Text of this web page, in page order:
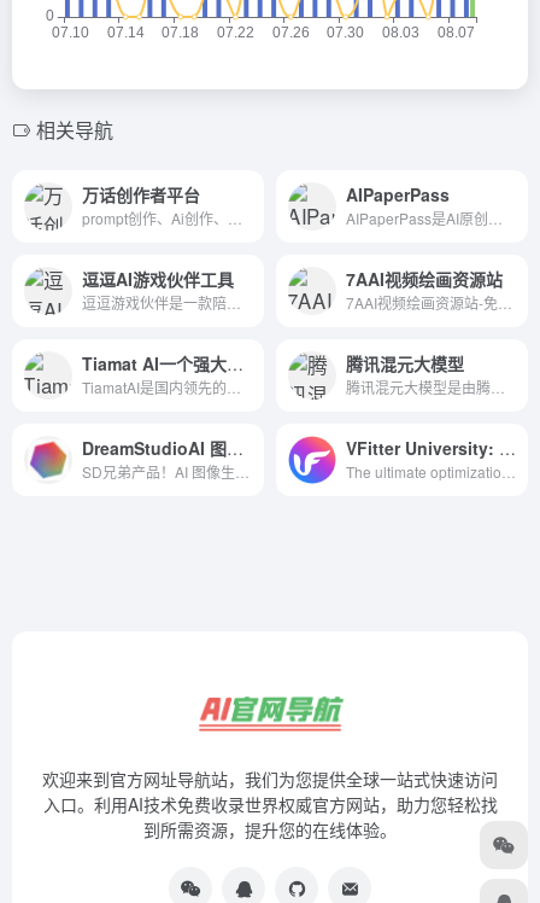
相关导航
万话创作者平台 AIPaperPass
逗逗AI游戏伙伴工具 7AAI视频绘画资源站
Tiamat AI一个强大的AI设计辅助平台 腾讯混元大模型
DreamStudioAI 图像生成器 VFitter University: Free Education
欢迎来到官方网址导航站，我们为您提供全球一站式快速访问
入口。利用AI技术免费收录世界权威官方网站，助力您轻松找
到所需资源，提升您的在线体验。